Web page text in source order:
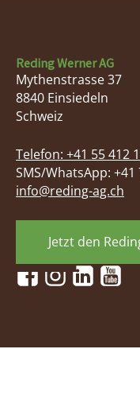
Reding Werner AG
Mythenstrasse 37
8840 Einsiedeln
Schweiz
Telefon: +41 55 412
SMS/WhatsApp: +41
info@reding-ag.ch
Jetzt den